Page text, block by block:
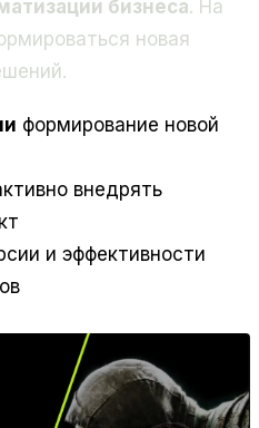
бизнеса. На
новая
формирование новой
внедрять
и эффективности